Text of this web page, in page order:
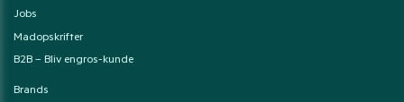
Jobs
Madopskrifter
B2B – Bliv engros-kunde
Brands